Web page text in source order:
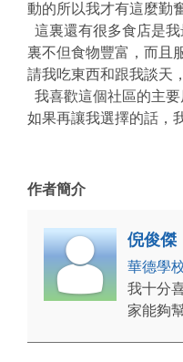
動的所以我才有這麼勤
這裏還有很多食店是
裏不但食物豐富，而且
請我吃東西和跟我談天
我喜歡這個社區的主
如果再讓我選擇的話，
作者簡介
倪俊傑
華德學
我十分
家能夠